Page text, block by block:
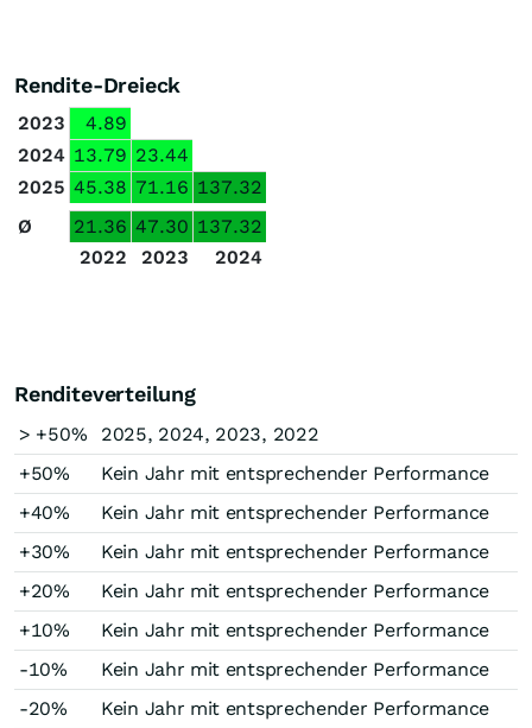
Rendite-Dreieck
2023
4.89
2024 13.79 23.44
2025 45.38 71.16 137.32
Ø
21.36 47.30 137.32
2022
2023 2024
Renditeverteilung
> +50%
2025, 2024, 2023, 2022
+50%
Kein Jahr mit entsprechender Performance
+40%
Kein Jahr mit entsprechender Performance
+30%
Kein Jahr mit entsprechender Performance
+20%
Kein Jahr mit entsprechender Performance
+10%
Kein Jahr mit entsprechender Performance
-10%
Kein Jahr mit entsprechender Performance
-20%
Kein Jahr mit entsprechender Performance